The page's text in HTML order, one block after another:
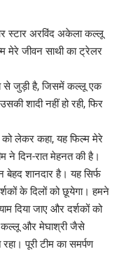
स्टार अरविंद अकेला कल्लू
मेरे जीवन साथी का ट्रेलर
से जुड़ी है, जिसमें कल्लू एक
शादी नहीं हो रही, फिर
को लेकर कहा, यह फिल्म मेरे
ने दिन-रात मेहनत की है।
बेहद शानदार है। यह सिर्फ
के दिलों को छूयेगा। हमने
दिया जाए और दर्शकों को
कल्लू और मेघाश्री जैसे
पूरी टीम का समर्पण